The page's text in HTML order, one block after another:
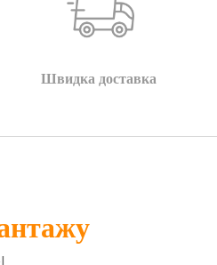
Швидка доставка